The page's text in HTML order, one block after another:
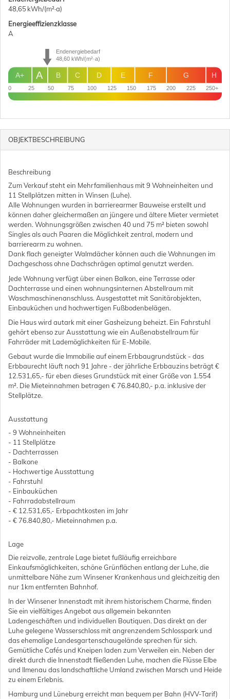
48,65 kWh/(m²·a)
Energie­effizienz­klasse
A
0 25 50 75 100 125 150 175 200 225 250+
H
G
F
E
D
C
B
A+ A
Endenergiebedarf
48,60 kWh/(m²·a)
OBJEKT­BESCHREIBUNG
Beschreibung
Zum Verkauf steht ein Mehrfamilienhaus mit 9 Wohneinheiten und
11 Stellplätzen mitten in Winsen (Luhe).
Alle Wohnungen wurden in barrierearmer Bauweise erstellt und
können daher gleichermaßen an jüngere und ältere Mieter vermietet
werden. Wohnungsgrößen zwischen 40 und 75 m² bieten sowohl
Singles als auch Paaren die Möglichkeit zentral, modern und
barrierearm zu wohnen.
Dank flach geneigter Walmdächer können auch die Wohnungen im
Dachgeschoss ohne Dachschrägen optimal genutzt werden.
Jede Wohnung verfügt über einen Balkon, eine Terrasse oder
Dachterrasse und einen wohnungsinternen Abstellraum mit
Waschmaschinenanschluss. Ausgestattet mit Sanitärobjekten,
Einbauküchen und hochwertigen Fußbodenbelägen.
Die Haus wird autark mit einer Gasheizung beheizt. Ein Fahrstuhl
gehört ebenso zur Ausstattung wie ein Außenabstellraum für
Fahrräder mit Lademöglichkeiten für E-Mobile.
Gebaut wurde die Immobilie auf einem Erbbaugrundstück - das
Erbbaurecht läuft noch 91 Jahre - der jährliche Erbbauzins beträgt €
12.531,65,- für eben dieses Grundstück mit einer Größe von 1.554
m². Die Mieteinnahmen betragen € 76.840,80,- p.a. inklusive der
Stellplätze.
Ausstattung
- 9 Wohneinheiten
- 11 Stellplätze
- Dachterrassen
- Balkone
- Hochwertige Ausstattung
- Fahrstuhl
- Einbauküchen
- Fahrradabstellraum
- € 12.531,65,- Erbpachtkosten im Jahr
- € 76.840,80,- Mieteinnahmen p.a.
Lage
Die reizvolle, zentrale Lage bietet fußläufig erreichbare
Einkaufsmöglichkeiten, schöne Grünflächen entlang der Luhe, die
unmittelbare Nähe zum Winsener Krankenhaus und gleichzeitig den
nur 1km entfernten Bahnhof.
In der Winsener Innenstadt mit ihrem historischem Charme, finden
Sie ein vielfältiges Angebot aus allgemein bekannten
Ladengeschäften und individuellen Boutiquen. Das direkt an der
Luhe gelegene Wasserschloss mit angrenzendem Schlosspark und
das ehemalige Landesgartenschaugelände sprechen für sich.
Gemütliche Cafés und Kneipen laden zum Verweilen ein. Neben der
direkt durch die Innenstadt fließenden Luhe, machen die Flüsse Elbe
und Ilmenau das landschaftliche Umland zwischen Marsch und Heide
zu einem Erlebnis.
Hamburg und Lüneburg erreicht man bequem per Bahn (HVV-Tarif)